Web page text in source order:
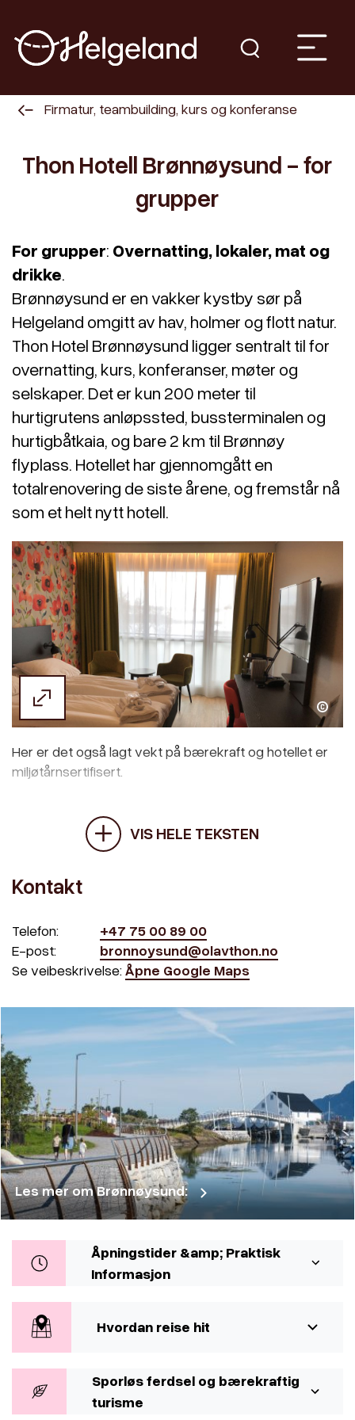
Firmatur, teambuilding, kurs og konferanse
Thon Hotell Brønnøysund - for
grupper
For grupper: Overnatting, lokaler, mat og
drikke.
Brønnøysund er en vakker kystby sør på
Helgeland omgitt av hav, holmer og flott natur.
Thon Hotel Brønnøysund ligger sentralt til for
overnatting, kurs, konferanser, møter og
selskaper. Det er kun 200 meter til
hurtigrutens anløpssted, bussterminalen og
hurtigbåtkaia, og bare 2 km til Brønnøy
flyplass. Hotellet har gjennomgått en
totalrenovering de siste årene, og fremstår nå
som et helt nytt hotell.
Thon Hotel Brønnøysund
Her er det også lagt vekt på bærekraft og hotellet er
miljøtårnsertifisert.
VIS HELE TEKSTEN
Kontakt
Telefon:
+47 75 00 89 00
E-post:
bronnoysund@olavthon.no
Se veibeskrivelse: Åpne Google Maps
Les mer om Brønnøysund:
Åpningstider &amp; Praktisk
Informasjon
Hvordan reise hit
Sporløs ferdsel og bærekraftig
turisme